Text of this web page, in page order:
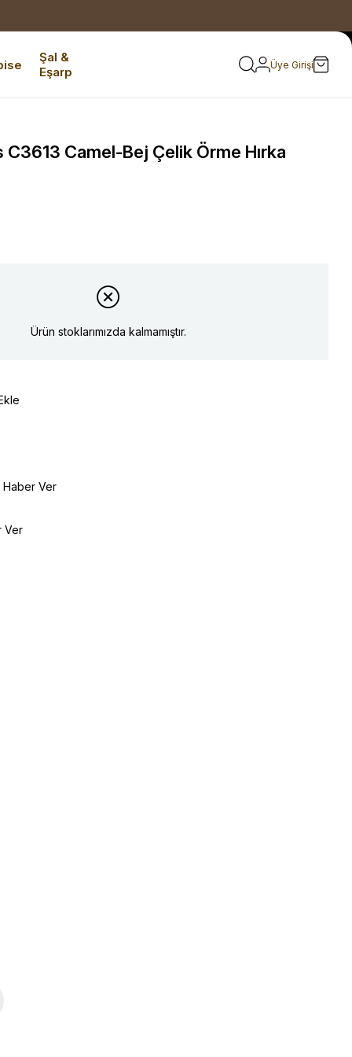
Şal &
Eşarp
Üye Girişi
Camel-Bej Çelik Örme Hırka
Ürün stoklarımızda kalmamıştır.
Haber Ver
Ver